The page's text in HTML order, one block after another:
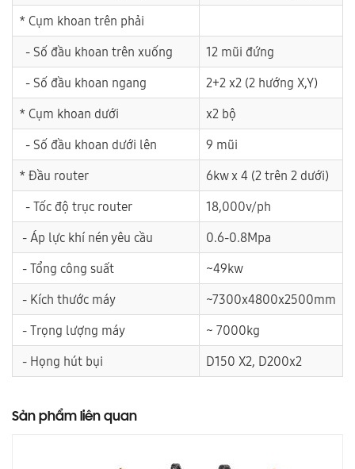
* Cụm khoan trên phải
- Số đầu khoan trên xuống
12 mũi đứng
- Số đầu khoan ngang
2+2 x2 (2 hướng X,Y)
* Cụm khoan dưới
x2 bộ
- Số đầu khoan dưới lên
9 mũi
* Đầu router
6kw x 4 (2 trên 2 dưới)
- Tốc độ trục router
18,000v/ph
- Áp lực khí nén yêu cầu
0.6-0.8Mpa
- Tổng công suất
~49kw
- Kích thước máy
~7300x4800x2500mm
- Trọng lượng máy
~ 7000kg
- Họng hút bụi
D150 X2, D200x2
Sản phẩm liên quan